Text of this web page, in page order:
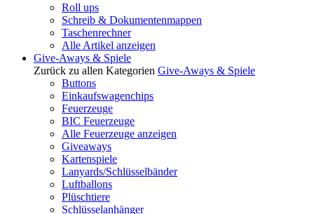
Roll ups
Schreib & Dokumentenmappen
Taschenrechner
Alle Artikel anzeigen
Give-Aways & Spiele
Zurück zu allen Kategorien Give-Aways & Spiele
Buttons
Einkaufswagenchips
Feuerzeuge
BIC Feuerzeuge
Alle Feuerzeuge anzeigen
Giveaways
Kartenspiele
Lanyards/Schlüsselbänder
Luftballons
Plüschtiere
Schlüsselanhänger